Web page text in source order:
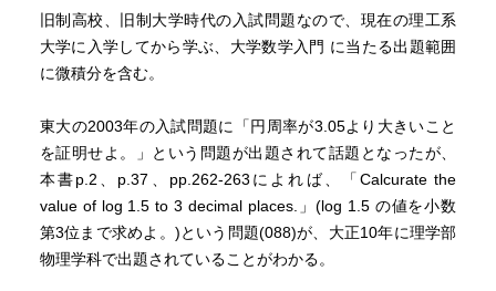
旧制高校、旧制大学時代の入試問題なので、現在の理工系
大学に入学してから学ぶ、大学数学入門 に当たる出題範囲
に微積分を含む。
東大の2003年の入試問題に「円周率が3.05より大きいこと
を証明せよ。」という問題が出題されて話題となったが、
本書p.2、p.37、pp.262-263によれば、「Calcurate the
value of log 1.5 to 3 decimal places.」(log 1.5 の値を小数
第3位まで求めよ。)という問題(088)が、大正10年に理学部
物理学科で出題されていることがわかる。